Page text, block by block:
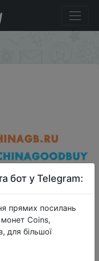
gocomma New
Trapping Food
бот у Telegram:
прямих посилань
Coins,
для більшої